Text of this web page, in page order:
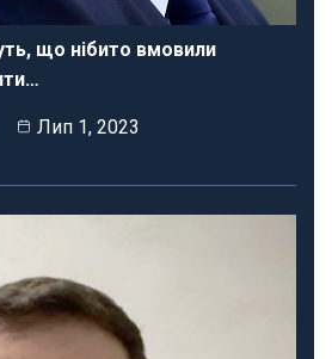
що нібито вмовили
Лип 1, 2023